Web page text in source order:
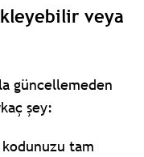
veya
güncellemeden
şey:
tam